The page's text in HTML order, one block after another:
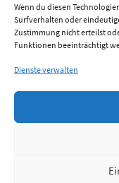
Wenn du diesen
Surfverhalten oder
Zustimmung nicht erteilst
Funktionen beeinträchtigt
Dienste verwalten